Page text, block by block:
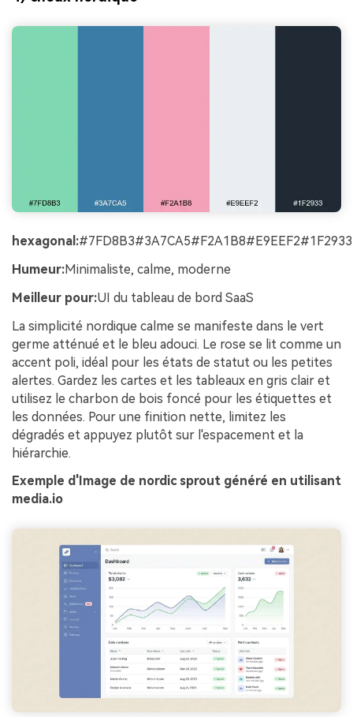
hexagonal:#7FD8B3#3A7CA5#F2A1B8#E9EEF2#1F2933
Humeur:Minimaliste, calme, moderne
Meilleur pour:UI du tableau de bord SaaS
La simplicité nordique calme se manifeste dans le vert
germe atténué et le bleu adouci. Le rose se lit comme un
accent poli, idéal pour les états de statut ou les petites
alertes. Gardez les cartes et les tableaux en gris clair et
utilisez le charbon de bois foncé pour les étiquettes et
les données. Pour une finition nette, limitez les
dégradés et appuyez plutôt sur l'espacement et la
hiérarchie.
Exemple d'Image de nordic sprout généré en utilisant
media.io